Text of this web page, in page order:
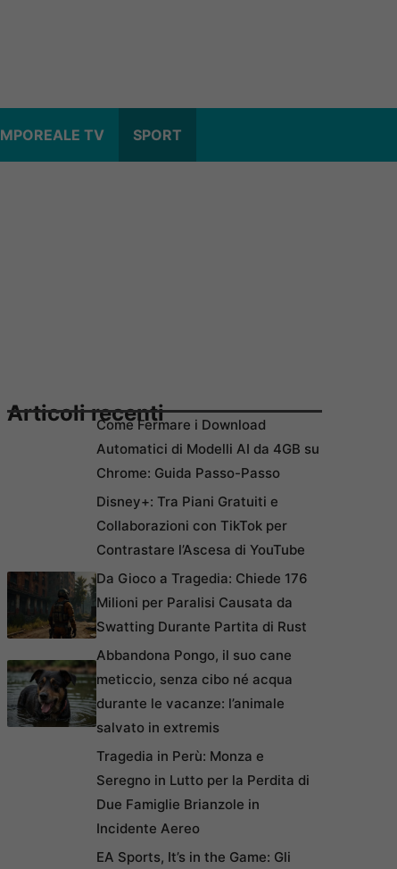
TV SPORT
Articoli recentiCome Fermare i Download
Automatici di Modelli AI da 4GB su
Chrome: Guida Passo-Passo
Disney+: Tra Piani Gratuiti e
Collaborazioni con TikTok per
Contrastare l’Ascesa di YouTube
Da Gioco a Tragedia: Chiede 176
Milioni per Paralisi Causata da
Swatting Durante Partita di Rust
Abbandona Pongo, il suo cane
meticcio, senza cibo né acqua
durante le vacanze: l’animale
salvato in extremis
Tragedia in Perù: Monza e
Seregno in Lutto per la Perdita di
Due Famiglie Brianzole in
Incidente Aereo
EA Sports, It’s in the Game: Gli